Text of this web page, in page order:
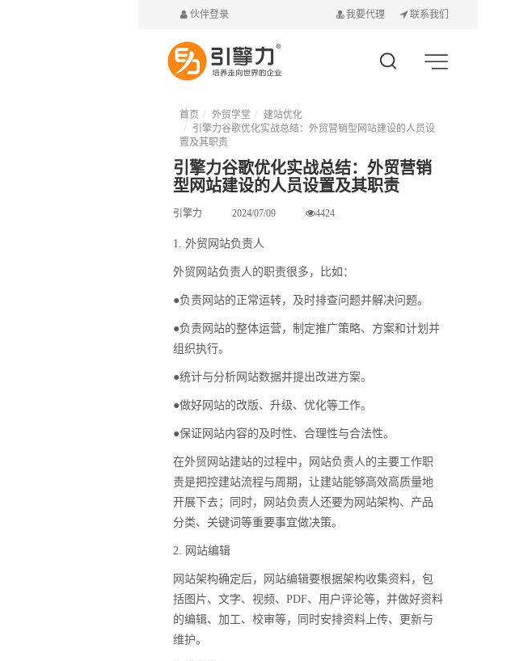
伙伴登录 我要代理 联系我们
首页 外贸学堂
建站优化
引擎力谷歌优化实战总结：外贸营销型网站建设的人员设
置及其职责
引擎力谷歌优化实战总结：外贸营销
型网站建设的人员设置及其职责
引擎力 2024/07/09 4424
1. 外贸网站负责人
外贸网站负责人的职责很多，比如：
●负责网站的正常运转，及时排查问题并解决问题。
●负责网站的整体运营，制定推广策略、方案和计划并
组织执行。
●统计与分析网站数据并提出改进方案。
●做好网站的改版、升级、优化等工作。
●保证网站内容的及时性、合理性与合法性。
在外贸网站建站的过程中，网站负责人的主要工作职
责是把控建站流程与周期，让建站能够高效高质量地
开展下去；同时，网站负责人还要为网站架构、产品
分类、关键词等重要事宜做决策。
2. 网站编辑
网站架构确定后，网站编辑要根据架构收集资料，包
括图片、文字、视频、PDF、用户评论等，并做好资料
的编辑、加工、校审等，同时安排资料上传、更新与
维护。